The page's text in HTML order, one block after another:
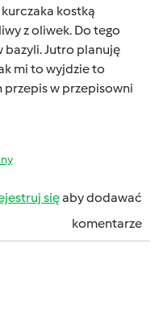
kurczaka kostką
z oliwek. Do tego
bazyli. Jutro planuję
mi to wyjdzie to
przepis w przepisowni
sięaby dodawać
komentarze